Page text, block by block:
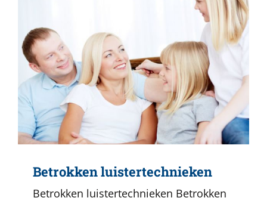
Betrokken luistertechnieken
Betrokken luistertechnieken Betrokken